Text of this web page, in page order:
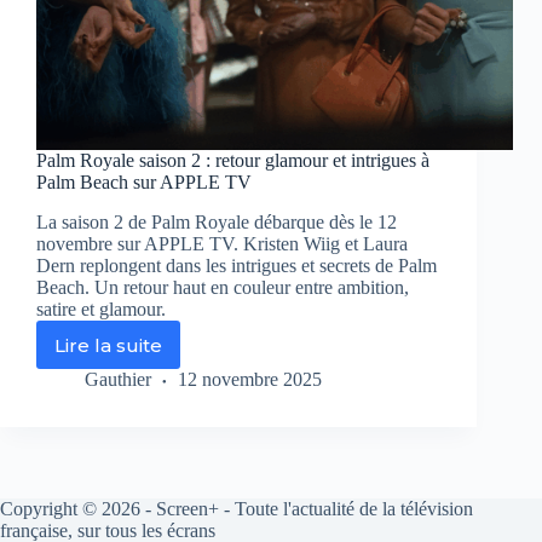
Palm Royale saison 2 : retour glamour et intrigues à
Palm Beach sur APPLE TV
La saison 2 de Palm Royale débarque dès le 12
novembre sur APPLE TV. Kristen Wiig et Laura
Dern replongent dans les intrigues et secrets de Palm
Beach. Un retour haut en couleur entre ambition,
satire et glamour.
Lire la suite
Palm
Royale
et
Gauthier 12 novembre 2025
Copyright © 2026 - Screen+ - Toute l'actualité de la télévision
française, sur tous les écrans